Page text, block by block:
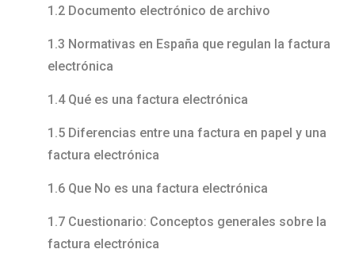
1.2 Documento electrónico de archivo
1.3 Normativas en España que regulan la factura
electrónica
1.4 Qué es una factura electrónica
1.5 Diferencias entre una factura en papel y una
factura electrónica
1.6 Que No es una factura electrónica
1.7 Cuestionario: Conceptos generales sobre la
factura electrónica